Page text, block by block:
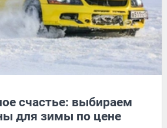
счастье: выбираем
для зимы по цене